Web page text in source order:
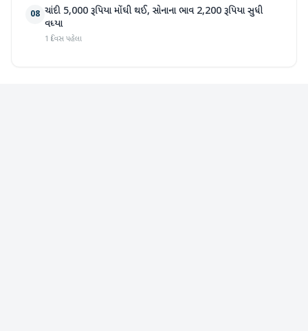
08 ચાંદી 5,000 રૂપિયા મોંઘી થઈ, સોનાના ભાવ 2,200 રૂપિયા સુધી
વધ્યા
1 દિવસ પહેલા